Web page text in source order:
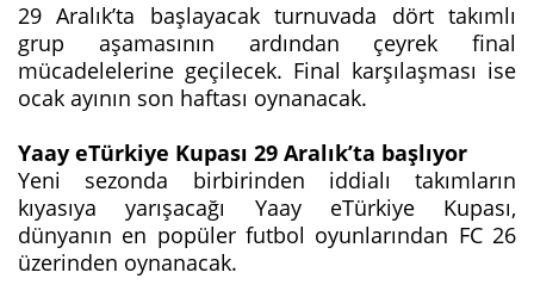
29 Aralık’ta başlayacak turnuvada dört takımlı
grup aşamasının ardından çeyrek final
mücadelelerine geçilecek. Final karşılaşması ise
ocak ayının son haftası oynanacak.
Yaay eTürkiye Kupası 29 Aralık’ta başlıyor
Yeni sezonda birbirinden iddialı takımların
kıyasıya yarışacağı Yaay eTürkiye Kupası,
dünyanın en popüler futbol oyunlarından FC 26
üzerinden oynanacak.